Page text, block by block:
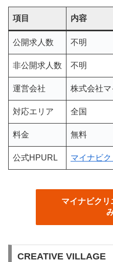
項目 内容
公開求人数 不明
非公開求人数 不明
運営会社 株式会社
対応エリア 全国
料金 無料
公式HPURL マイナビ
マイナビクリ
CREATIVE VILLAGE